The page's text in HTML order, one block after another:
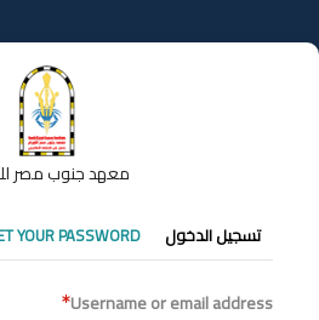
إلى
المحتوى
معهد جنوب مصر
التبويبات
الأساسية
تسجيل الدخول YOUR PASSWORD
Username or email address